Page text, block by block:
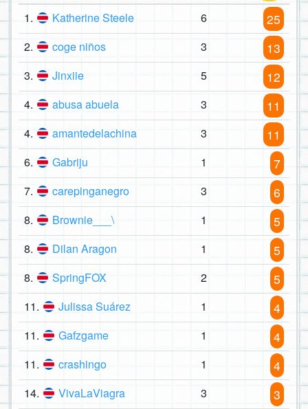
1.
Katherine Steele 6 25
2. coge niños 3 13
3. Jinxiie 5 12
4. abusa abuela 3 11
4. amantedelachina 3 11
6. Gabriju 1 7
7. carepinganegro 3 6
8. Brownie___\ 1 5
8. Dilan Aragon 1 5
8. SpringFOX 2 5
11. Julissa Suárez 1 4
11. Gafzgame 1 4
11. crashingo 1 4
14. VivaLaViagra 3 3